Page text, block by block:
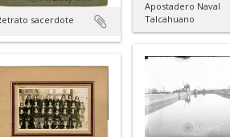
sacerdote
Apostadero Naval
Talcahuano